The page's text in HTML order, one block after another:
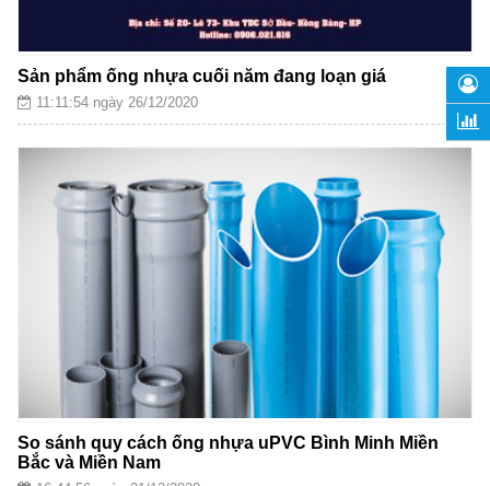
Sản phẩm ống nhựa cuối năm đang loạn giá
11:11:54 ngày 26/12/2020
So sánh quy cách ống nhựa uPVC Bình Minh Miền
Bắc và Miền Nam